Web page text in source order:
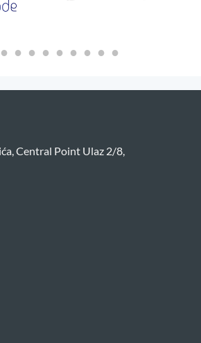
Central Point Ulaz 2/8,